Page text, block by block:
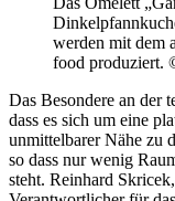
werden mit dem
food produziert.
Das Besondere an der
dass es sich um eine
unmittelbarer Nähe zu
so dass nur wenig
steht. Reinhard